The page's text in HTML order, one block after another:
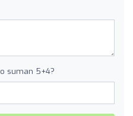
suman 5+4?